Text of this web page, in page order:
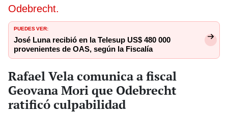
Odebrecht.
PUEDES VER:
José Luna recibió en la Telesup US$ 480 000
provenientes de OAS, según la Fiscalía
Rafael Vela comunica a fiscal
Geovana Mori que Odebrecht
ratificó culpabilidad